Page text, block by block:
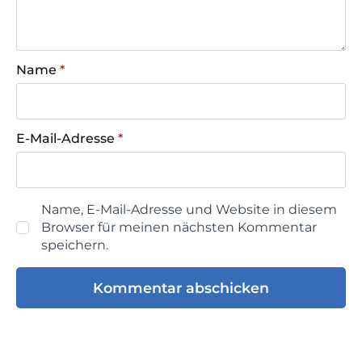
Name *
E-Mail-Adresse *
Name, E-Mail-Adresse und Website in diesem
Browser für meinen nächsten Kommentar
speichern.